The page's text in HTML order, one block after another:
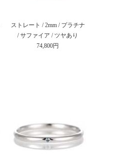
ストレート / 2mm / プラチナ
/ サファイア / ツヤあり
74,800円